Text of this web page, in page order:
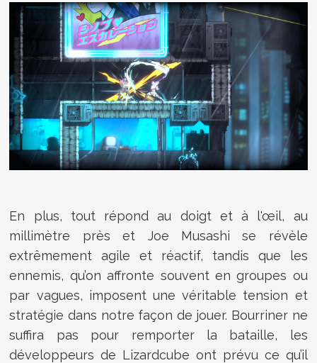
En plus, tout répond au doigt et à l'œil, au
millimètre près et Joe Musashi se révèle
extrêmement agile et réactif, tandis que les
ennemis, qu’on affronte souvent en groupes ou
par vagues, imposent une véritable tension et
stratégie dans notre façon de jouer. Bourriner ne
suffira pas pour remporter la bataille, les
développeurs de Lizardcube ont prévu ce qu’il